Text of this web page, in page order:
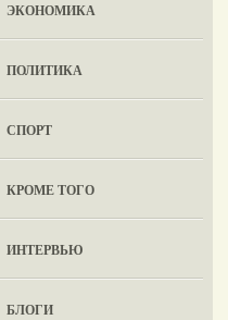
ЭКОНОМИКА
ПОЛИТИКА
СПОРТ
КРОМЕ ТОГО
ИНТЕРВЬЮ
БЛОГИ